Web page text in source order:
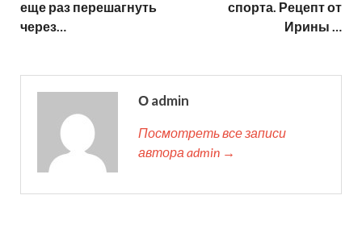
еще раз перешагнуть
через…
спорта. Рецепт от
Ирины …
О admin
Посмотреть все записи
автора admin →